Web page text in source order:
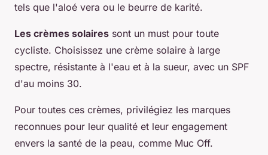
tels que l'aloé vera ou le beurre de karité.
Les crèmes solaires sont un must pour toute
cycliste. Choisissez une crème solaire à large
spectre, résistante à l'eau et à la sueur, avec un SPF
d'au moins 30.
Pour toutes ces crèmes, privilégiez les marques
reconnues pour leur qualité et leur engagement
envers la santé de la peau, comme Muc Off.